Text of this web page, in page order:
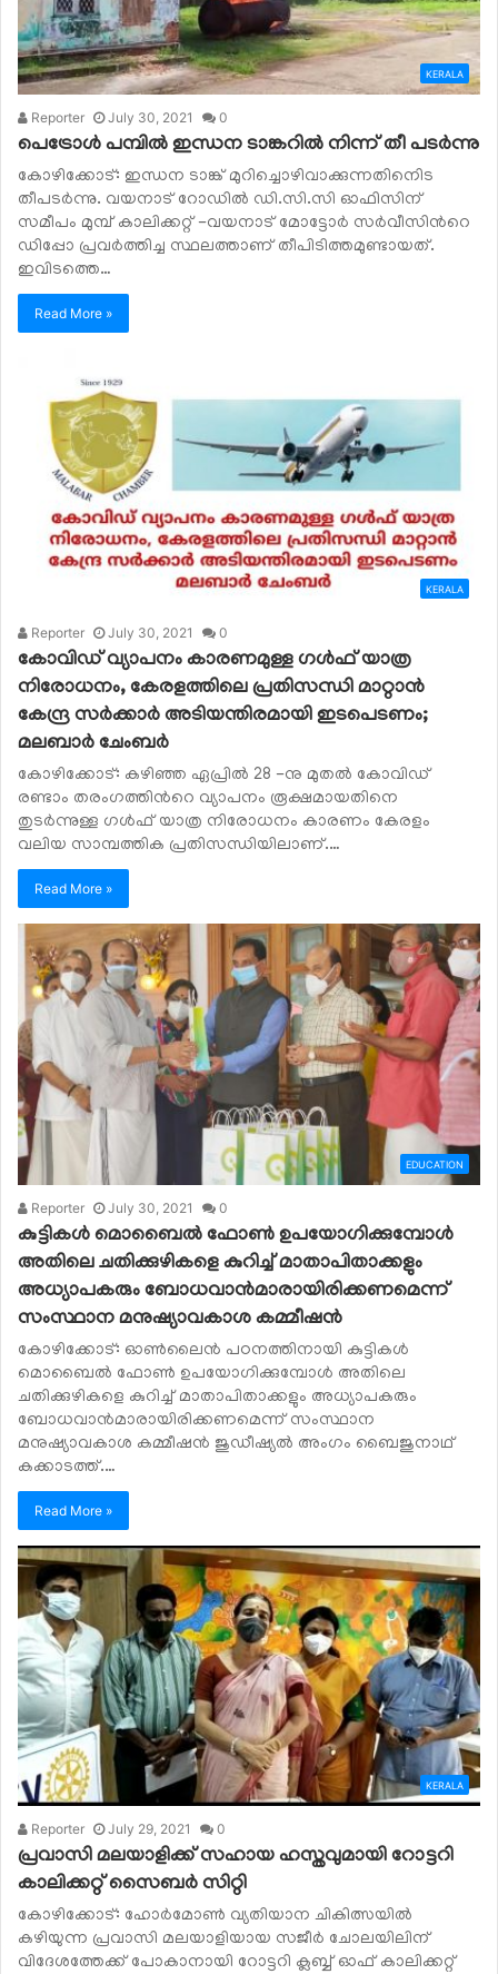
KERALA
Reporter July 30, 2021 0
പെട്രോൾ പമ്പിൽ ഇന്ധന ടാങ്കറിൽ നിന്ന് തീ പടർന്നു
കോഴിക്കോട്: ഇന്ധന ടാങ്ക് മുറിച്ചൊഴിവാക്കുന്നതിനിെട
തീപടർന്നു. വയനാട് റോഡിൽ ഡി.സി.സി ഓഫിസിന്
സമീപം മുമ്പ് കാലിക്കറ്റ് -വയനാട് മോട്ടോര്‍ സര്‍വീസിന്‍റെ
ഡിപ്പോ പ്രവർത്തിച്ച സ്ഥലത്താണ് തീപിടിത്തമുണ്ടായത്.
ഇവിടത്തെ…
Read More »
KERALA
Reporter July 30, 2021 0
കോവിഡ് വ്യാപനം കാരണമുള്ള ഗൾഫ് യാത്ര
നിരോധനം, കേരളത്തിലെ പ്രതിസന്ധി മാറ്റാൻ
കേന്ദ്ര സർക്കാർ അടിയന്തിരമായി ഇടപെടണം;
മലബാർ ചേംബർ
കോഴിക്കോട്: കഴിഞ്ഞ ഏപ്രിൽ 28 -നു മുതൽ കോവിഡ്
രണ്ടാം തരംഗത്തിൻറെ വ്യാപനം രൂക്ഷമായതിനെ
തുടർന്നുള്ള ഗൾഫ് യാത്ര നിരോധനം കാരണം കേരളം
വലിയ സാമ്പത്തിക പ്രതിസന്ധിയിലാണ്.…
Read More »
EDUCATION
Reporter July 30, 2021 0
കുട്ടികള്‍ മൊബൈല്‍ ഫോണ്‍ ഉപയോഗിക്കുമ്പോള്‍
അതിലെ ചതിക്കുഴികളെ കുറിച്ച് മാതാപിതാക്കളും
അധ്യാപകരും ബോധവാന്‍മാരായിരിക്കണമെന്ന്
സംസ്ഥാന മനുഷ്യാവകാശ കമ്മീഷന്‍
കോഴിക്കോട്: ഓണ്‍ലൈന്‍ പഠനത്തിനായി കുട്ടികള്‍
മൊബൈല്‍ ഫോണ്‍ ഉപയോഗിക്കുമ്പോള്‍ അതിലെ
ചതിക്കുഴികളെ കുറിച്ച് മാതാപിതാക്കളും അധ്യാപകരും
ബോധവാന്‍മാരായിരിക്കണമെന്ന് സംസ്ഥാന
മനുഷ്യാവകാശ കമ്മീഷന്‍ ജുഡീഷ്യല്‍ അംഗം ബൈജുനാഥ്
കക്കാടത്ത്.…
Read More »
KERALA
Reporter July 29, 2021 0
പ്രവാസി മലയാളിക്ക് സഹായ ഹസ്തവുമായി റോട്ടറി
കാലിക്കറ്റ് സൈബർ സിറ്റി
കോഴിക്കോട്: ഹോർമോൺ വ്യതിയാന ചികിത്സയിൽ
കഴിയുന്ന പ്രവാസി മലയാളിയായ സജീർ ചോലയിലിന്
വിദേശത്തേക്ക് പോകാനായി റോട്ടറി ക്ലബ്ബ് ഓഫ് കാലിക്കറ്റ്